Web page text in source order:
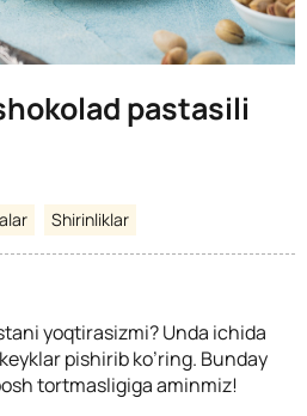
pastasili
Shirinliklar
yoqtirasizmi? Unda ichida
pishirib ko’ring. Bunday
tortmasligiga aminmiz!